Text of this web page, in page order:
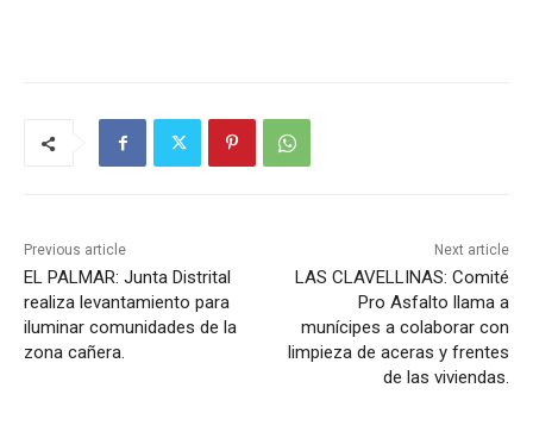
Previous article
EL PALMAR: Junta Distrital
realiza levantamiento para
iluminar comunidades de la
zona cañera.
Next article
LAS CLAVELLINAS: Comité
Pro Asfalto llama a
munícipes a colaborar con
limpieza de aceras y frentes
de las viviendas.